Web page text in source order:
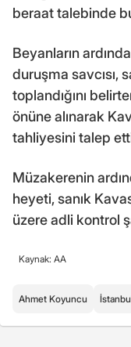
beraat talebinde
Beyanların
duruşma savcısı,
toplandığını
önüne alınarak
tahliyesini talep
Müzakerenin
heyeti, sanık
üzere adli kontrol
Kaynak: AA
Ahmet Koyuncu